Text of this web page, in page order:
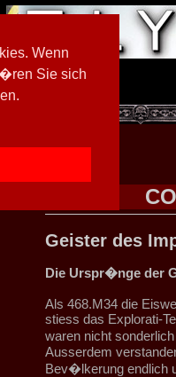
Wenn
Sie sich
Geister des
Die Urspr�nge der
Als 468.M34 die
stiess das Explorati-
waren nicht
Ausserdem
Bev�lkerung endlich